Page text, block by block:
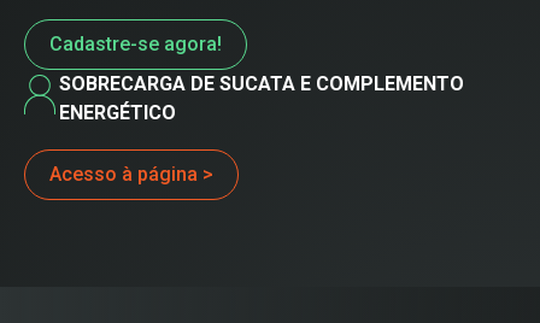
Cadastre-se agora!
SOBRECARGA DE SUCATA E COMPLEMENTO
ENERGÉTICO
Acesso à página >